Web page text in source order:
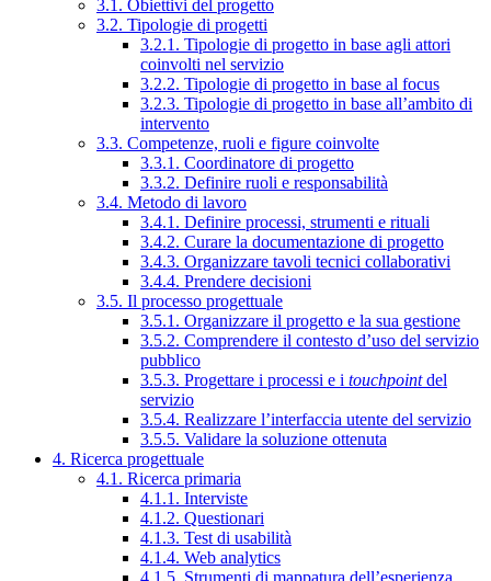
3.1. Obiettivi del progetto
3.2. Tipologie di progetti
3.2.1. Tipologie di progetto in base agli attori
coinvolti nel servizio
3.2.2. Tipologie di progetto in base al focus
3.2.3. Tipologie di progetto in base all’ambito di
intervento
3.3. Competenze, ruoli e figure coinvolte
3.3.1. Coordinatore di progetto
3.3.2. Definire ruoli e responsabilità
3.4. Metodo di lavoro
3.4.1. Definire processi, strumenti e rituali
3.4.2. Curare la documentazione di progetto
3.4.3. Organizzare tavoli tecnici collaborativi
3.4.4. Prendere decisioni
3.5. Il processo progettuale
3.5.1. Organizzare il progetto e la sua gestione
3.5.2. Comprendere il contesto d’uso del servizio
pubblico
3.5.3. Progettare i processi e i touchpointdel
servizio
3.5.4. Realizzare l’interfaccia utente del servizio
3.5.5. Validare la soluzione ottenuta
4. Ricerca progettuale
4.1. Ricerca primaria
4.1.1. Interviste
4.1.2. Questionari
4.1.3. Test di usabilità
4.1.4. Web analytics
4.1.5. Strumenti di mappatura dell’esperienza